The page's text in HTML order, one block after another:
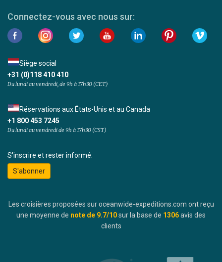
Connectez-vous avec nous sur:
Siège social
+31 (0)118 410 410
Du lundi au vendredi, de 9h à 17h30 (CET)
Réservations aux États-Unis et au Canada
+1 800 453 7245
Du lundi au vendredi de 9h à 17h30 (CST)
S'inscrire et rester informé:
S'abonner
Les croisières proposées sur oceanwide-expeditions.com ont reçu
une moyenne de note de 9.7/10sur la base de 1306avis des
clients